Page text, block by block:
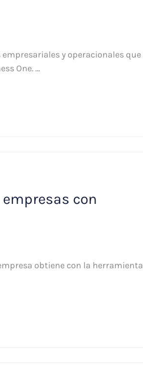
y operacionales que
One. …
empresas con
obtiene con la herramienta